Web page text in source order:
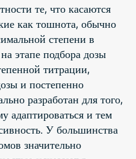
те, что касаются
как тошнота, обычно
степени в
этапе подбора дозы
титрации,
и постепенно
разработан для того,
адаптироваться и тем
У большинства
значительно